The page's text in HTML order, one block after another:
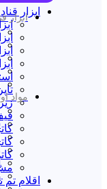
ابزار
اقلام تم
ابزار
مواد